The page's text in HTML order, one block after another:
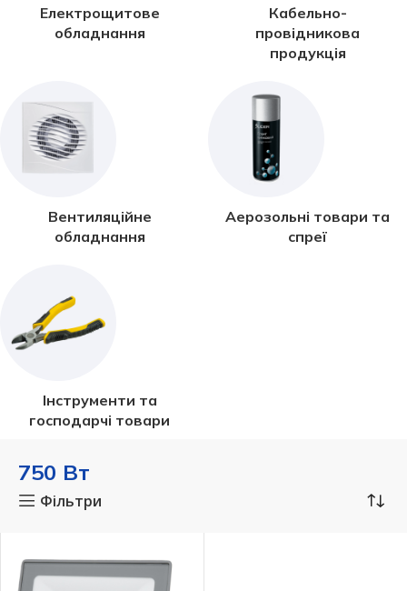
Електрощитове
обладнання
Кабельно-
провідникова
продукція
Вентиляційне
обладнання
Аерозольні товари та
спреї
Інструменти та
господарчі товари
750 Вт
Фільтри